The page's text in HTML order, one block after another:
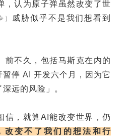
，认为原子弹虽然改变了世
） 威胁似乎不是我们想看到
前不久，包括马斯克在内的
暂停 AI 开发六个月，因为它
深远的风险 」 。
信，就算AI能改变世界，仍
改变不了我们的想法和行